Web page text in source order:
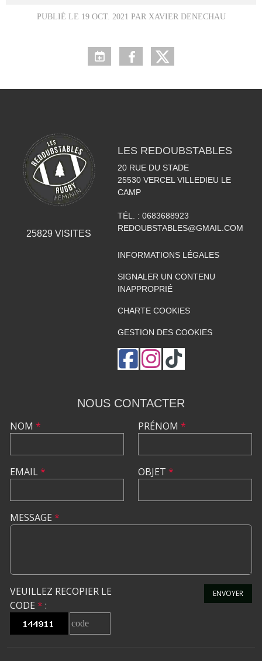
PUBLIÉ LE 19 OCT. 2021 PAR XAVIER DENECHAU
25829 VISITES
LES REDOUBSTABLES
20 RUE DU STADE
25530 VERCEL VILLEDIEU LE
CAMP
TÉL. : 0683688923
REDOUBSTABLES@GMAIL.COM
INFORMATIONS LÉGALES
SIGNALER UN CONTENU
INAPPROPRIÉ
CHARTE COOKIES
GESTION DES COOKIES
NOUS CONTACTER
NOM *
EMAIL*
PRÉNOM *
OBJET *
MESSAGE *
VEUILLEZ RECOPIER LE
CODE * :
ENVOYER